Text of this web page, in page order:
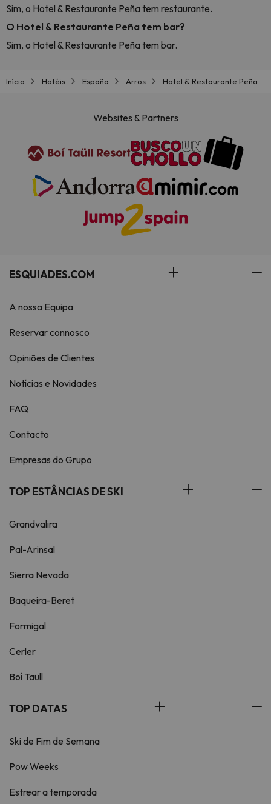
Sim, o Hotel & Restaurante Peña tem restaurante.
O Hotel & Restaurante Peña tem bar?
Sim, o Hotel & Restaurante Peña tem bar.
Início Hotéis España Arros Hotel & Restaurante Peña
Websites & Partners
ESQUIADES.COM
A nossa Equipa
Reservar connosco
Opiniões de Clientes
Notícias e Novidades
FAQ
Contacto
Empresas do Grupo
TOP ESTÂNCIAS DE SKI
Grandvalira
Pal-Arinsal
Sierra Nevada
Baqueira-Beret
Formigal
Cerler
Boí Taüll
TOP DATAS
Ski de Fim de Semana
Pow Weeks
Estrear a temporada